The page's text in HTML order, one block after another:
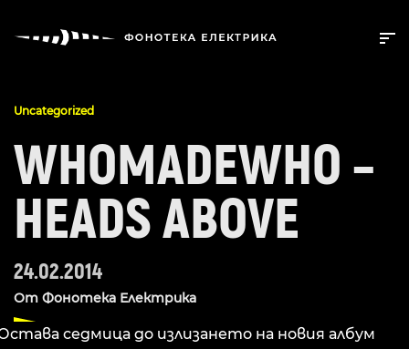
Uncategorized
WHOMADEWHO –
HEADS ABOVE
24.02.2014
От Фонотека Електрика
седмица до излизането на новия албум